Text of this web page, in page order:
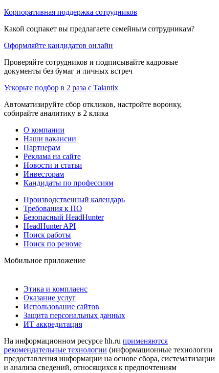
Корпоративная поддержка сотрудников
Какой соцпакет вы предлагаете семейным сотрудникам?
Оформляйте кандидатов онлайн
Проверяйте сотрудников и подписывайте кадровые
документы без бумаг и личных встреч
Ускорьте подбор в 2 раза с Talantix
Автоматизируйте сбор откликов, настройте воронку,
собирайте аналитику в 2 клика
О компании
Наши вакансии
Партнерам
Реклама на сайте
Новости и статьи
Инвесторам
Кандидаты по профессиям
Производственный календарь
Требования к ПО
Безопасный HeadHunter
HeadHunter API
Поиск работы
Поиск по резюме
Мобильное приложение
Этика и комплаенс
Оказание услуг
Использование сайтов
Защита персональных данных
ИТ аккредитация
На информационном ресурсе hh.ru применяются
рекомендательные технологии (информационные технологии
предоставления информации на основе сбора, систематизации
и анализа сведений, относящихся к предпочтениям